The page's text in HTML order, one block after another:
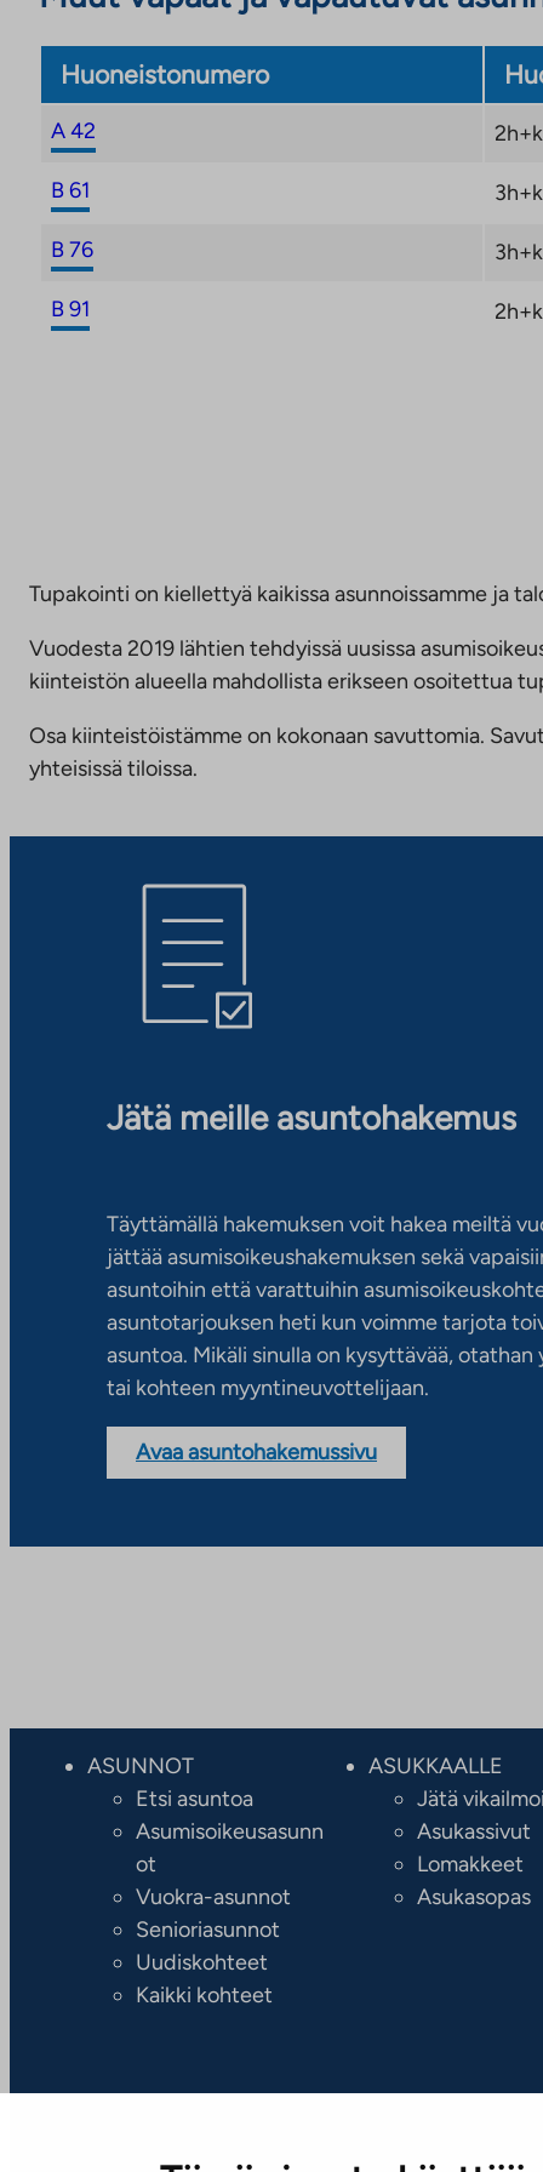
Huoneistonumero
A 42
B 61
B 76
B 91
Tupakointi on kiellettyä kaikissa asunnoissamme ja
Vuodesta 2019 lähtien tehdyissä uusissa
kiinteistön alueella mahdollista erikseen osoitettua
Osa kiinteistöistämme on kokonaan savuttomia.
yhteisissä tiloissa.
Jätä meille asuntohakemus
Täyttämällä hakemuksen voit hakea meiltä
jättää asumisoikeushakemuksen sekä
asuntoihin että varattuihin
asuntotarjouksen heti kun voimme tarjota
asuntoa. Mikäli sinulla on kysyttävää,
tai kohteen myyntineuvottelijaan.
Avaa asuntohakemussivu
ASUNNOT
Etsi asuntoa
Asumisoikeusasunn
ot
Vuokra-asunnot
Senioriasunnot
Uudiskohteet
Kaikki kohteet
ASUKKAALLE
Jätä
Asukassivut
Lomakkeet
Asukasopas